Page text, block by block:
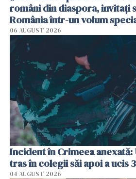
români din diaspora, invitați
România într-un volum
06 AUGUST 2026
Incident în Crimeea anexată:
tras în colegii săi apoi a ucis
04 AUGUST 2026